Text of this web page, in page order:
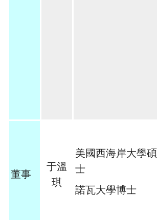
董事
于溫
琪
美國西海岸大學碩
士
諾瓦大學博士